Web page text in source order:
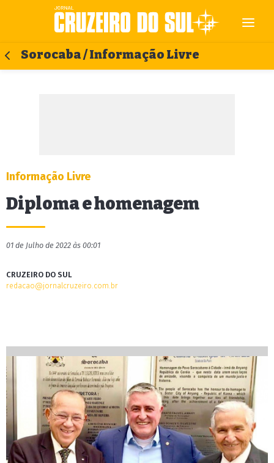
Sorocaba / Informação Livre
Informação Livre
Diploma e homenagem
01 de Julho de 2022 às 00:01
CRUZEIRO DO SUL
redacao@jornalcruzeiro.com.br